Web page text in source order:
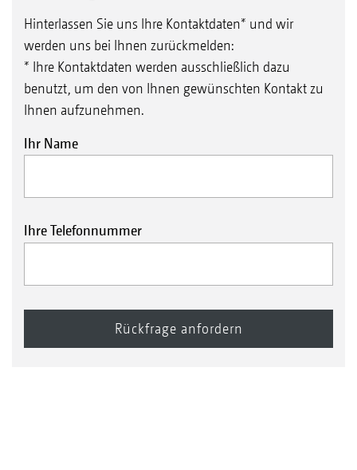
Fahrzeugterminal AmaDrive 7.0
Hinterlassen Sie uns Ihre Kontaktdaten* und wir
werden uns bei Ihnen zurückmelden:
* Ihre Kontaktdaten werden ausschließlich dazu
benutzt, um den von Ihnen gewünschten Kontakt zu
Ihnen aufzunehmen.
Ihr Name
Ihre Telefonnummer